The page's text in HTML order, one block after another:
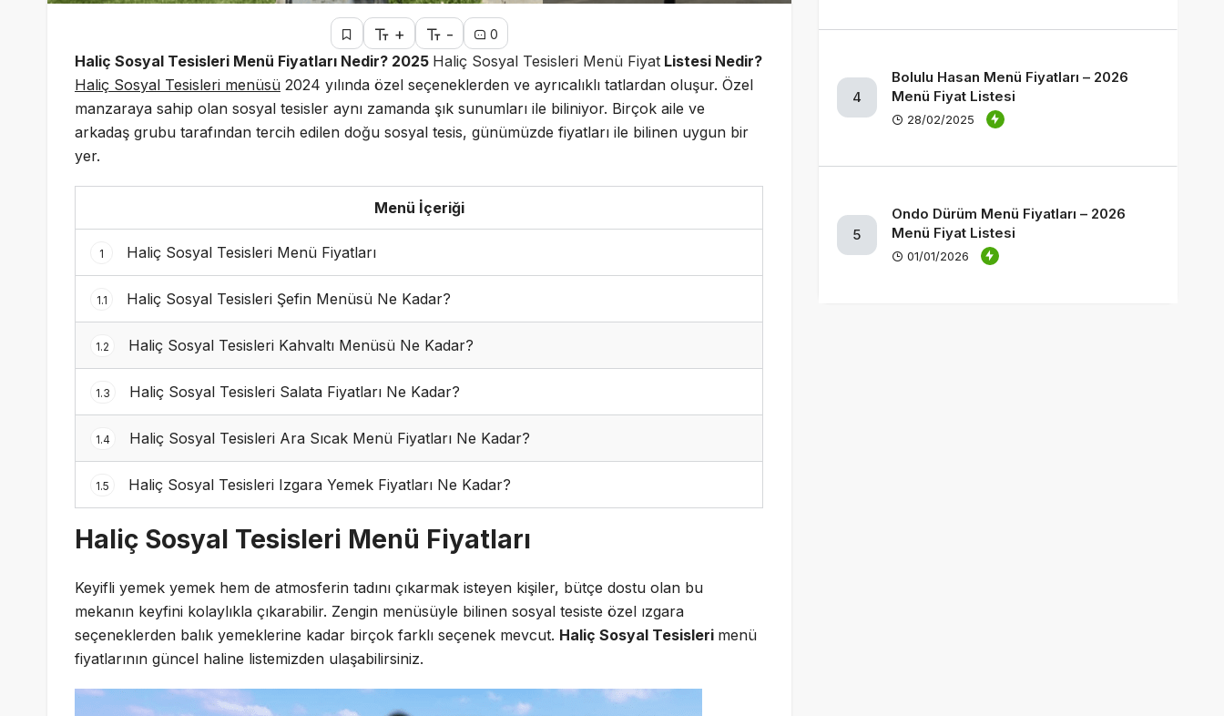
+ - 0
Haliç Sosyal Tesisleri Menü Fiyatları Nedir? 2025 Haliç Sosyal Tesisleri Menü Fiyat Listesi Nedir?
Haliç Sosyal Tesisleri menüsü 2024 yılında özel seçeneklerden ve ayrıcalıklı tatlardan oluşur. Özel
manzaraya sahip olan sosyal tesisler aynı zamanda şık sunumları ile biliniyor. Birçok aile ve
arkadaş grubu tarafından tercih edilen doğu sosyal tesis, günümüzde fiyatları ile bilinen uygun bir
yer.
Menü İçeriği
1 Haliç Sosyal Tesisleri Menü Fiyatları
1.1 Haliç Sosyal Tesisleri Şefin Menüsü Ne Kadar?
1.2 Haliç Sosyal Tesisleri Kahvaltı Menüsü Ne Kadar?
1.3 Haliç Sosyal Tesisleri Salata Fiyatları Ne Kadar?
1.4 Haliç Sosyal Tesisleri Ara Sıcak Menü Fiyatları Ne Kadar?
1.5 Haliç Sosyal Tesisleri Izgara Yemek Fiyatları Ne Kadar?
Haliç Sosyal Tesisleri Menü Fiyatları
Keyifli yemek yemek hem de atmosferin tadını çıkarmak isteyen kişiler, bütçe dostu olan bu
mekanın keyfini kolaylıkla çıkarabilir. Zengin menüsüyle bilinen sosyal tesiste özel ızgara
seçeneklerden balık yemeklerine kadar birçok farklı seçenek mevcut. Haliç Sosyal Tesisleri menü
fiyatlarının güncel haline listemizden ulaşabilirsiniz.
4
Bolulu Hasan Menü Fiyatları – 2026
Menü Fiyat Listesi
28/02/2025
5
Ondo Dürüm Menü Fiyatları – 2026
Menü Fiyat Listesi
01/01/2026